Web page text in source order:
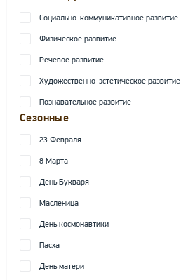
Социально-коммуникативное развитие
Физическое развитие
Речевое развитие
Художественно-эстетическое развитие
Познавательное развитие
Сезонные
23 Февраля
8 Марта
День Букваря
Масленица
День космонавтики
Пасха
День матери